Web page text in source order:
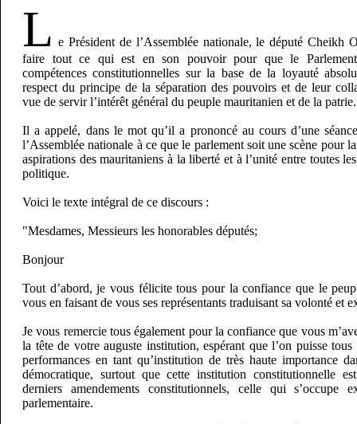
L e Président de l’Assemblée nationale, le député Cheikh
faire tout ce qui est en son pouvoir pour que le Parlement
compétences constitutionnelles sur la base de la loyauté
respect du principe de la séparation des pouvoirs et de leur
vue de servir l’intérêt général du peuple mauritanien et de la patrie.
Il a appelé, dans le mot qu’il a prononcé au cours d’une
l’Assemblée nationale à ce que le parlement soit une scène pour
aspirations des mauritaniens à la liberté et à l’unité entre toutes
politique.
Voici le texte intégral de ce discours :
"Mesdames, Messieurs les honorables députés;
Bonjour
Tout d’abord, je vous félicite tous pour la confiance que le
vous en faisant de vous ses représentants traduisant sa volonté et
Je vous remercie tous également pour la confiance que vous
la tête de votre auguste institution, espérant que l’on puisse
performances en tant qu’institution de très haute importance
démocratique, surtout que cette institution constitutionnelle
derniers amendements constitutionnels, celle qui s’occupe
parlementaire.